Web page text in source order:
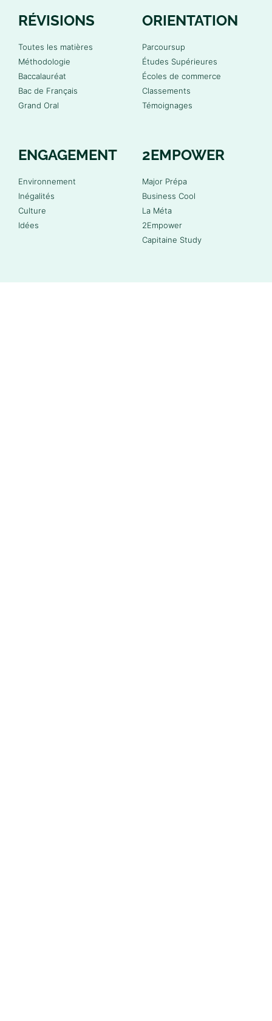
RÉVISIONS
Toutes les matières
Méthodologie
Baccalauréat
Bac de Français
Grand Oral
ORIENTATION
Parcoursup
Études Supérieures
Écoles de commerce
Classements
Témoignages
ENGAGEMENT
Environnement
Inégalités
Culture
Idées
2EMPOWER
Major Prépa
Business Cool
La Méta
2Empower
Capitaine Study